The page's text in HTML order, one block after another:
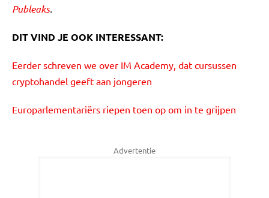
Publeaks.
DIT VIND JE OOK INTERESSANT:
Eerder schreven we over IM Academy, dat cursussen
cryptohandel geeft aan jongeren
Europarlementariërs riepen toen op om in te grijpen
Advertentie